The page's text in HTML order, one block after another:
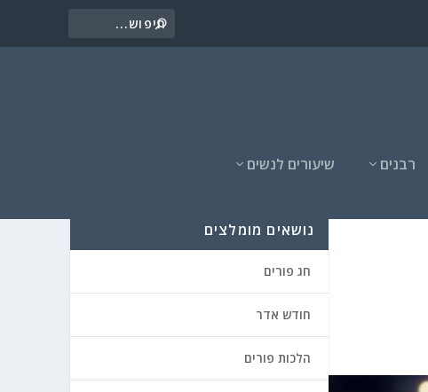
רבנים שיעורים לנשים
נושאים מומלצים
חג פורים
חודש אדר
הלכות פורים